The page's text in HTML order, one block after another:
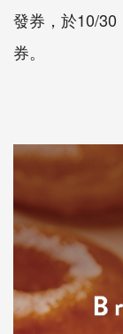
發券，於10/
券。